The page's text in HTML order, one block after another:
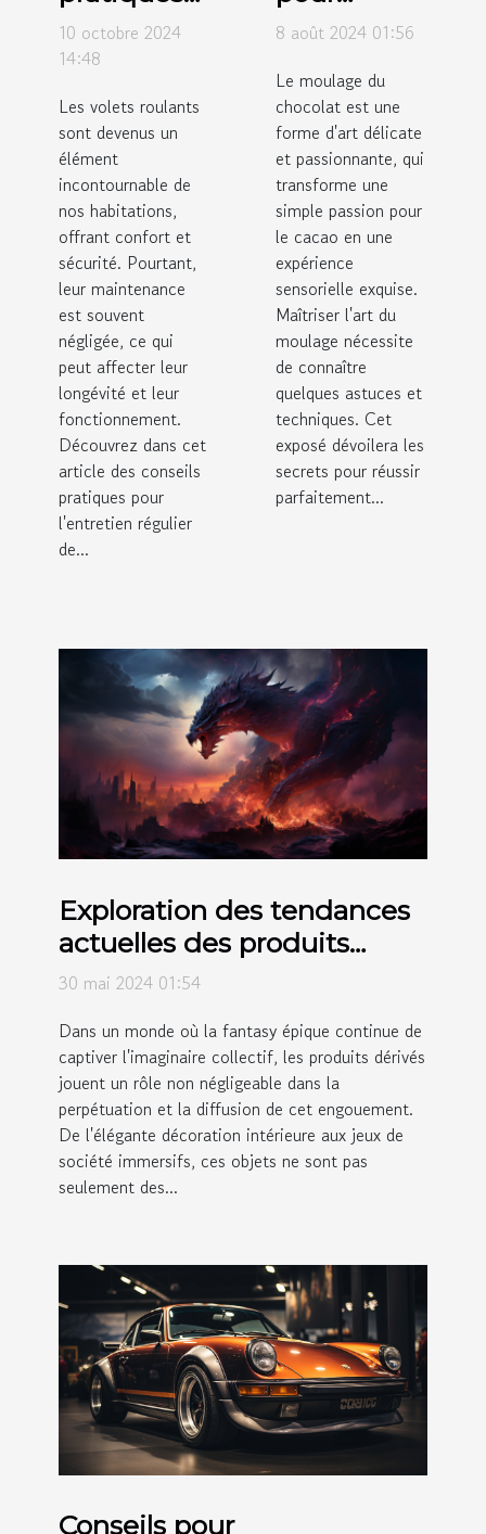
pour
l'entretien
des volets
roulants
10 octobre 2024
14:48
Les volets roulants
sont devenus un
élément
incontournable de
nos habitations,
offrant confort et
sécurité. Pourtant,
leur maintenance
est souvent
négligée, ce qui
peut affecter leur
longévité et leur
fonctionnement.
Découvrez dans cet
article des conseils
pratiques pour
l'entretien régulier
de...
réussir le
du
chocolat à
la maison
8 août 2024 01:56
Le moulage du
chocolat est une
forme d'art délicate
et passionnante, qui
transforme une
simple passion pour
le cacao en une
expérience
sensorielle exquise.
Maîtriser l'art du
moulage nécessite
de connaître
quelques astuces et
techniques. Cet
exposé dévoilera les
secrets pour réussir
parfaitement...
Exploration des tendances
actuelles des produits
dérivés issus de la fantasy
30 mai 2024 01:54
Dans un monde où la fantasy épique continue de
captiver l'imaginaire collectif, les produits dérivés
jouent un rôle non négligeable dans la
perpétuation et la diffusion de cet engouement.
De l'élégante décoration intérieure aux jeux de
société immersifs, ces objets ne sont pas
seulement des...
Conseils pour